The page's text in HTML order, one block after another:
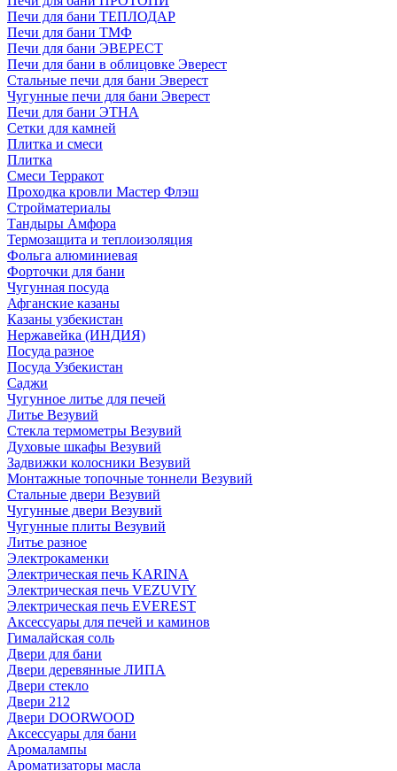
Печи для бани ТЕПЛОДАР
Печи для бани ТМФ
Печи для бани ЭВЕРЕСТ
Печи для бани в облицовке Эверест
Стальные печи для бани Эверест
Чугунные печи для бани Эверест
Печи для бани ЭТНА
Сетки для камней
Плитка и смеси
Плитка
Смеси Терракот
Проходка кровли Мастер Флэш
Стройматериалы
Тандыры Амфора
Термозащита и теплоизоляция
Фольга алюминиевая
Форточки для бани
Чугунная посуда
Афганские казаны
Казаны узбекистан
Нержавейка (ИНДИЯ)
Посуда разное
Посуда Узбекистан
Саджи
Чугунное литье для печей
Литье Везувий
Стекла термометры Везувий
Духовые шкафы Везувий
Задвижки колосники Везувий
Монтажные топочные тоннели Везувий
Стальные двери Везувий
Чугунные двери Везувий
Чугунные плиты Везувий
Литье разное
Электрокаменки
Электрическая печь KARINA
Электрическая печь VEZUVIY
Электрическая печь EVEREST
Аксессуары для печей и каминов
Гималайская соль
Двери для бани
Двери деревянные ЛИПА
Двери стекло
Двери 212
Двери DOORWOOD
Аксессуары для бани
Аромалампы
Ароматизаторы масла